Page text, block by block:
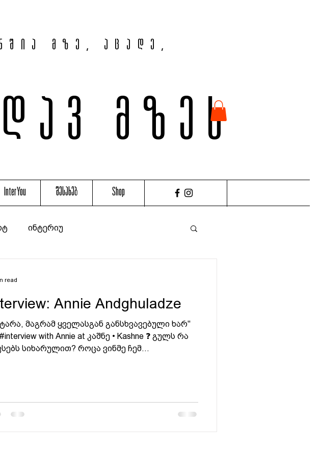
მზე, აცადე,
მზეს
InterYou შესახებ Shop
ინტერიუ
Annie Andghuladze
მაგრამ ყველასგან განსხვავებული ხარ"
with Annie at კაშნე • Kashne ❓ გულს რა
სიხარულით? როცა ვინმე ჩემ...
read